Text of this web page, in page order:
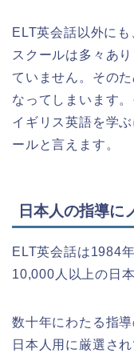
ELT英会話以外に
スクールは多々あ
ていません。その
なってしまいます
イギリス英語を学
ールと言えます。
日本人の指導に
ELT英会話は1984
10,000人以上の日
数十年にわたる指
日本人用に厳選され